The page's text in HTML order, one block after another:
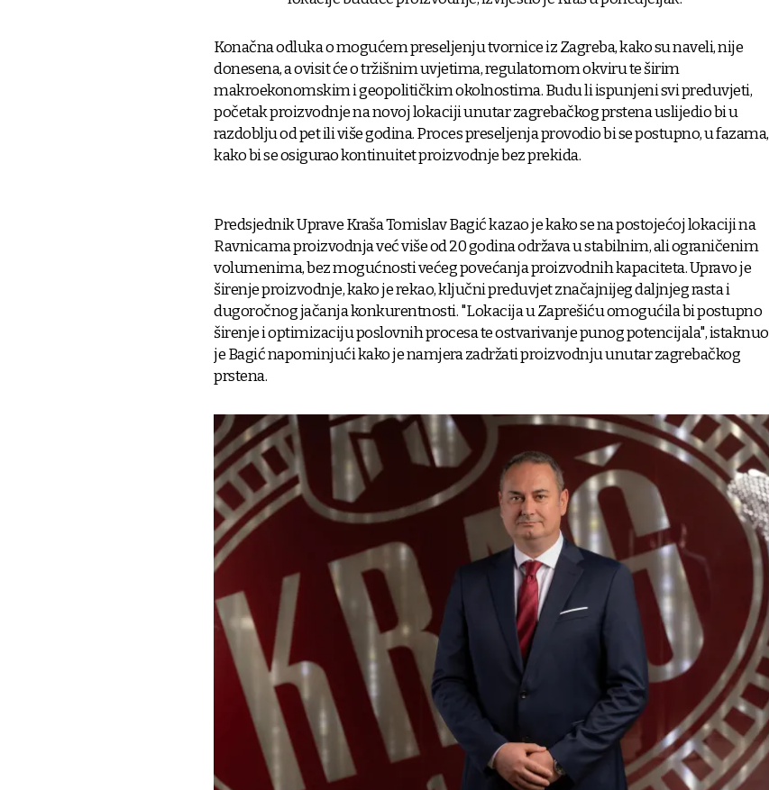
Konačna odluka o mogućem preseljenju tvornice iz Zagreba, kako su naveli, nije
donesena, a ovisit će o tržišnim uvjetima, regulatornom okviru te širim
makroekonomskim i geopolitičkim okolnostima. Budu li ispunjeni svi preduvjeti,
početak proizvodnje na novoj lokaciji unutar zagrebačkog prstena uslijedio bi u
razdoblju od pet ili više godina. Proces preseljenja provodio bi se postupno, u fazama,
kako bi se osigurao kontinuitet proizvodnje bez prekida.
Predsjednik Uprave Kraša Tomislav Bagić kazao je kako se na postojećoj lokaciji na
Ravnicama proizvodnja već više od 20 godina održava u stabilnim, ali ograničenim
volumenima, bez mogućnosti većeg povećanja proizvodnih kapaciteta. Upravo je
širenje proizvodnje, kako je rekao, ključni preduvjet značajnijeg daljnjeg rasta i
dugoročnog jačanja konkurentnosti. "Lokacija u Zaprešiću omogućila bi postupno
širenje i optimizaciju poslovnih procesa te ostvarivanje punog potencijala", istaknuo
je Bagić napominjući kako je namjera zadržati proizvodnju unutar zagrebačkog
prstena.